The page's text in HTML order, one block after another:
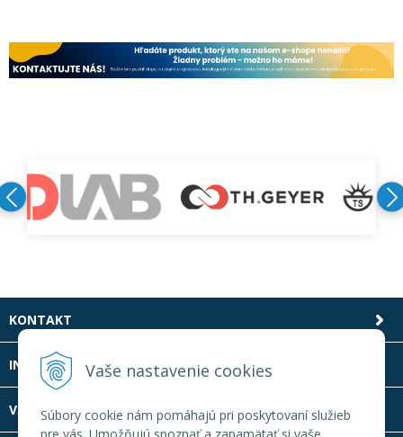
Vaše nastavenie cookies
Súbory cookie nám pomáhajú pri poskytovaní služieb
KONTAKT
INFOLINKA
VŠETKO O NÁKUPE